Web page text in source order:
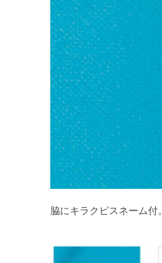
脇にキラクピスネーム付。